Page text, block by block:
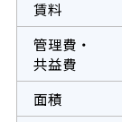
賃料
管理費・
共益費
面積